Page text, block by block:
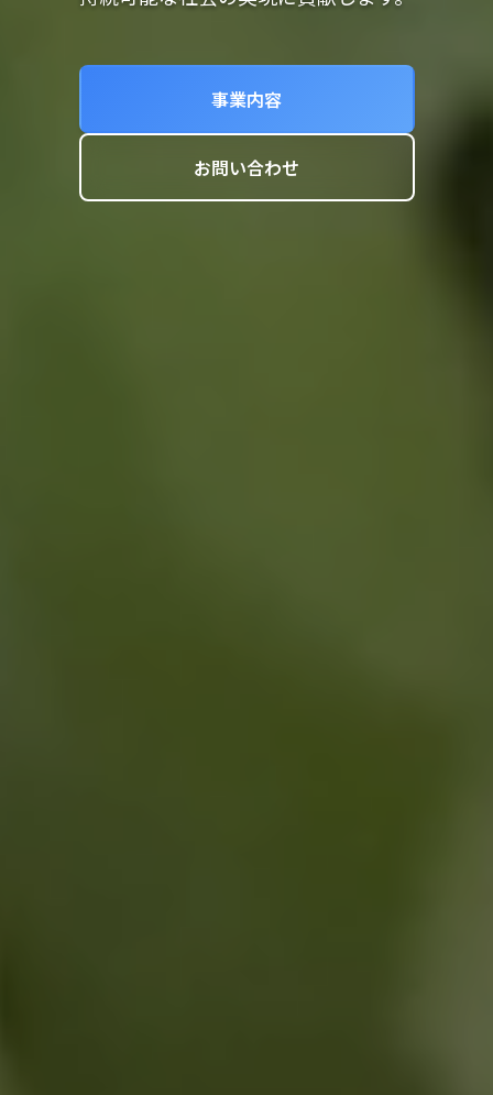
事業内容
お問い合わせ